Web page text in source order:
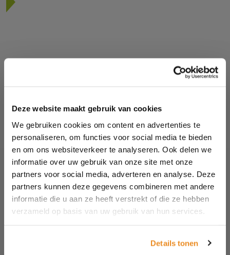
Deze website maakt gebruik van cookies
We gebruiken cookies om content en advertenties te
personaliseren, om functies voor social media te bieden
en om ons websiteverkeer te analyseren. Ook delen we
informatie over uw gebruik van onze site met onze
partners voor social media, adverteren en analyse. Deze
partners kunnen deze gegevens combineren met andere
informatie die u aan ze heeft verstrekt of die ze hebben
verzameld op basis van uw gebruik van hun services.
Details tonen
Babyplast spuitgietcombinatie
droger, koeler en tempereerapparaat. En dat op even
ruim een vierkante meter!
Recycling
Dit is op verschillende manieren in een productiebedrijf